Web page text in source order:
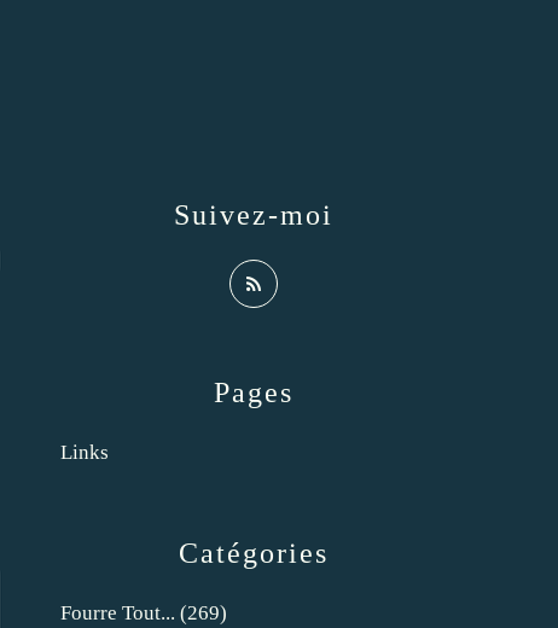
Catégories
Fourre Tout... (269)
Pages
Links
Suivez-moi